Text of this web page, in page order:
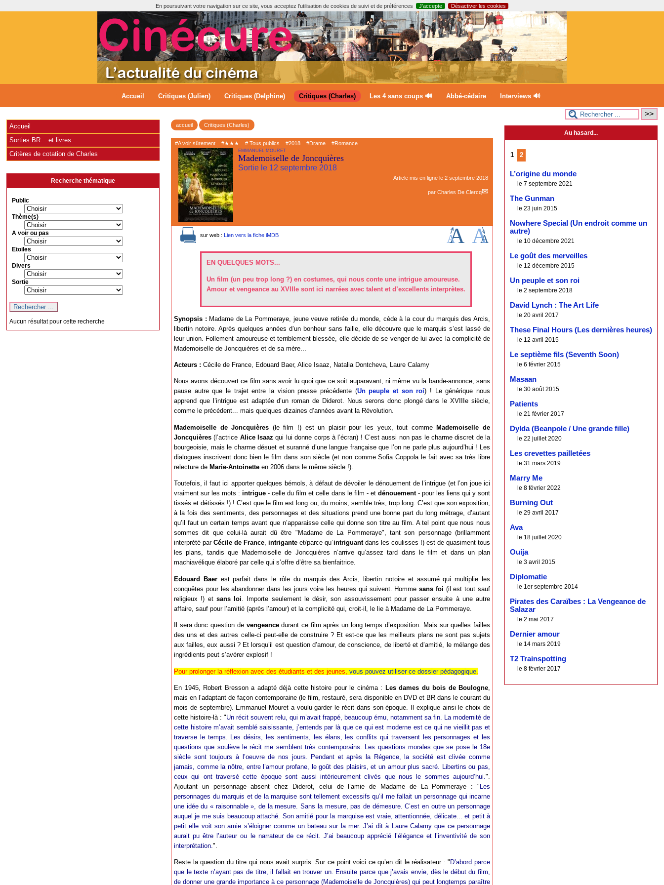
En poursuivant votre navigation sur ce site, vous acceptez l’utilisation de cookies de suivi et de préférences J’accepte Désactiver les cookies
Accueil Critiques (Julien) Critiques (Delphine) Critiques (Charles) Les 4 sans coups 🔊 Abbé-cédaire Interviews 🔊
accueil Critiques (Charles)
#A voir sûrement #★★★ # Tous publics #2018 #Drame #Romance
EMMANUEL MOURET
Mademoiselle de Joncquières
Sortie le 12 septembre 2018
Article mis en ligne le 2 septembre 2018
par Charles De Clercq
EN QUELQUES MOTS...
Un film (un peu trop long ?) en costumes, qui nous conte une intrigue amoureuse.
Amour et vengeance au XVIIIe sont ici narrées avec talent et d’excellents interprètes.
sur web : Lien vers la fiche iMDB
Synopsis : Madame de La Pommeraye, jeune veuve retirée du monde, cède à la cour du marquis des Arcis,
libertin notoire. Après quelques années d’un bonheur sans faille, elle découvre que le marquis s’est lassé de
leur union. Follement amoureuse et terriblement blessée, elle décide de se venger de lui avec la complicité de
Mademoiselle de Joncquières et de sa mère...
Acteurs : Cécile de France, Edouard Baer, Alice Isaaz, Natalia Dontcheva, Laure Calamy
Nous avons découvert ce film sans avoir lu quoi que ce soit auparavant, ni même vu la bande-annonce, sans
pause autre que le trajet entre la vision presse précédente (Un peuple et son roi) ! Le générique nous
apprend que l’intrigue est adaptée d’un roman de Diderot. Nous serons donc plongé dans le XVIIIe siècle,
comme le précédent... mais quelques dizaines d’années avant la Révolution.
Mademoiselle de Joncquières (le film !) est un plaisir pour les yeux, tout comme Mademoiselle de
Joncquières (l’actrice Alice Isaaz qui lui donne corps à l’écran) ! C’est aussi non pas le charme discret de la
bourgeoisie, mais le charme désuet et suranné d’une langue française que l’on ne parle plus aujourd’hui ! Les
dialogues inscrivent donc bien le film dans son siècle (et non comme Sofia Coppola le fait avec sa très libre
relecture de Marie-Antoinette en 2006 dans le même siècle !).
Toutefois, il faut ici apporter quelques bémols, à défaut de dévoiler le dénouement de l’intrigue (et l’on joue ici
vraiment sur les mots :intrigue - celle du film et celle dans le film - et dénouement- pour les liens qui y sont
tissés et détissés !) ! C’est que le film est long ou, du moins, semble très, trop long. C’est que son exposition,
à la fois des sentiments, des personnages et des situations prend une bonne part du long métrage, d’autant
qu’il faut un certain temps avant que n’apparaisse celle qui donne son titre au film. A tel point que nous nous
sommes dit que celui-là aurait dû être "Madame de La Pommeraye", tant son personnage (brillamment
interprété parCécile de France,intrigante et/parce qu’intriguantdans les coulisses !) est de quasiment tous
les plans, tandis que Mademoiselle de Joncquières n’arrive qu’assez tard dans le film et dans un plan
machiavélique élaboré par celle qui s’offre d’être sa bienfaitrice.
Edouard Baerest parfait dans le rôle du marquis des Arcis, libertin notoire et assumé qui multiplie les
conquêtes pour les abandonner dans les jours voire les heures qui suivent. Hommesans foi (il est tout sauf
religieux !) et sans loi . Importe seulement le désir, son assouvissement pour passer ensuite à une autre
affaire, sauf pour l’amitié (après l’amour) et la complicité qui, croit-il, le lie à Madame de La Pommeraye.
Il sera donc question de vengeancedurant ce film après un long temps d’exposition. Mais sur quelles failles
des uns et des autres celle-ci peut-elle de construire ? Et est-ce que les meilleurs plans ne sont pas sujets
aux failles, eux aussi ? Et lorsqu’il est question d’amour, de conscience, de liberté et d’amitié, le mélange des
ingrédients peut s’avérer explosif !
Pour prolonger la réflexion avec des étudiants et des jeunes, vous pouvez utiliser ce dossier pédagogique
En 1945, Robert Bresson a adapté déjà cette histoire pour le cinéma : Les dames du bois de Boulogne,
mais en l’adaptant de façon contemporaine (le film, restauré, sera disponible en DVD et BR dans le courant du
mois de septembre). Emmanuel Mouret a voulu garder le récit dans son époque. Il explique ainsi le choix de
cette histoire-là : "Un récit souvent relu, qui m’avait frappé, beaucoup ému, notamment sa fin. La modernité de
cette histoire m’avait semblé saisissante, j’entends par là que ce qui est moderne est ce qui ne vieillit pas et
traverse le temps. Les désirs, les sentiments, les élans, les conflits qui traversent les personnages et les
questions que soulève le récit me semblent très contemporains. Les questions morales que se pose le 18e
siècle sont toujours à l’oeuvre de nos jours. Pendant et après la Régence, la société est clivée comme
jamais, comme la nôtre, entre l’amour profane, le goût des plaisirs, et un amour plus sacré. Libertins ou pas,
ceux qui ont traversé cette époque sont aussi intérieurement clivés que nous le sommes aujourd’hui.".
Ajoutant un personnage absent chez Diderot, celui de l’amie de Madame de La Pommeraye : " Les
personnages du marquis et de la marquise sont tellement excessifs qu’il me fallait un personnage qui incarne
une idée du « raisonnable », de la mesure. Sans la mesure, pas de démesure. C’est en outre un personnage
auquel je me suis beaucoup attaché. Son amitié pour la marquise est vraie, attentionnée, délicate... et petit à
petit elle voit son amie s’éloigner comme un bateau sur la mer. J’ai dit à Laure Calamy que ce personnage
aurait pu être l’auteur ou le narrateur de ce récit. J’ai beaucoup apprécié l’élégance et l’inventivité de son
interprétation.".
Reste la question du titre qui nous avait surpris. Sur ce point voici ce qu’en dit le réalisateur : " D’abord parce
que le texte n’ayant pas de titre, il fallait en trouver un. Ensuite parce que j’avais envie, dès le début du film,
de donner une grande importance à ce personnage (Mademoiselle de Joncquières) qui peut longtemps paraître
Accueil
Sorties BR... et livres
Critères de cotation de Charles
Recherche thématique
Public
Thème(s)
A voir ou pas
Etoiles
Divers
Sortie
Aucun résultat pour cette recherche
Au hasard...
1 2
L’origine du monde
le 7 septembre 2021
The Gunman
le 23 juin 2015
Nowhere Special (Un endroit comme un
autre)
le 10 décembre 2021
Le goût des merveilles
le 12 décembre 2015
Un peuple et son roi
le 2 septembre 2018
David Lynch : The Art Life
le 20 avril 2017
These Final Hours (Les dernières heures)
le 12 avril 2015
Le septième fils (Seventh Soon)
le 6 février 2015
Masaan
le 30 août 2015
Patients
le 21 février 2017
Dylda (Beanpole / Une grande fille)
le 22 juillet 2020
Les crevettes pailletées
le 31 mars 2019
Marry Me
le 8 février 2022
Burning Out
le 29 avril 2017
Ava
le 18 juillet 2020
Ouija
le 3 avril 2015
Diplomatie
le 1er septembre 2014
Pirates des Caraïbes : La Vengeance de
Salazar
le 2 mai 2017
Dernier amour
le 14 mars 2019
T2 Trainspotting
le 8 février 2017